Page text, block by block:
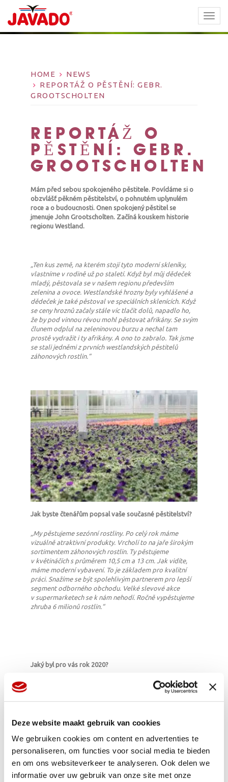
Deze website maakt gebruik van cookies
We gebruiken cookies om content en advertenties te
personaliseren, om functies voor social media te bieden
en om ons websiteverkeer te analyseren. Ook delen we
informatie over uw gebruik van onze site met onze
HOME
NEWS
REPORTÁŽ O PĚSTĚNÍ: GEBR.
GROOTSCHOLTEN
REPORTÁŽ O
PĚSTĚNÍ: GEBR.
GROOTSCHOLTEN
Mám před sebou spokojeného pěstitele. Povídáme si o
obzvlášť pěkném pěstitelství, o pohnutém uplynulém
roce a o budoucnosti. Onen spokojený pěstitel se
jmenuje John Grootscholten. Začíná kouskem historie
regionu Westland.
„Ten kus země, na kterém stojí tyto moderní skleníky,
vlastníme v rodině už po staletí. Když byl můj dědeček
mladý, pěstovala se v našem regionu především
zelenina a ovoce. Westlandské hrozny byly vyhlášené a
dědeček je také pěstoval ve speciálních sklenících. Když
se ceny hroznů začaly stále víc tlačit dolů, napadlo ho,
že by pod vinnou révou mohl pěstovat afrikány. Se svým
člunem odplul na zeleninovou burzu a nechal tam
prostě vydražit i ty afrikány. A ono to zabralo. Tak jsme
se stali jedněmi z prvních westlandských pěstitelů
záhonových rostlin.“
Jak byste čtenářům popsal vaše současné pěstitelství?
„My pěstujeme sezónní rostliny. Po celý rok máme
vizuálně atraktivní produkty. Vrcholí to na jaře širokým
sortimentem záhonových rostlin. Ty pěstujeme
v květináčích s průměrem 10,5 cm a 13 cm. Jak vidíte,
máme moderní vybavení. To je základem pro kvalitní
práci. Snažíme se být spolehlivým partnerem pro lepší
segment odborného obchodu. Velké slevové akce
v supermarketech se k nám nehodí. Ročně vypěstujeme
zhruba 6 milionů rostlin.“
Jaký byl pro vás rok 2020?
„V březnu se obchod náhle zastavil. Přesně ve chvíli, kdy
jsme byli nachystaní na naše nejdůležitější týdny.
Skleníky jsme udržovali v chladu, abychom zpomalili
možno stornovali objednávky řízkového materiálu.
Pronajali jsme si kontejner, kam jsme házeli neprodané
rostlinky.
Po 3 týdnech se dal obchod přece jen do pohybu. V tu